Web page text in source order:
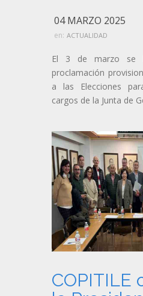
04 MARZO 2025
en: ACTUALIDAD
El 3 de marzo se
proclamación
a las Elecciones
cargos de la Junta de
COPITILE